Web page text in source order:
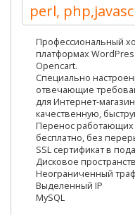
perl,
Профессиональный
платформах
Opencart.
Специально
отвечающие
для Интернет-
качественную,
Перенос работающих
бесплатно, без
SSL сертификат в
Дисковое
Неограниченный
Выделенный IP
MySQL